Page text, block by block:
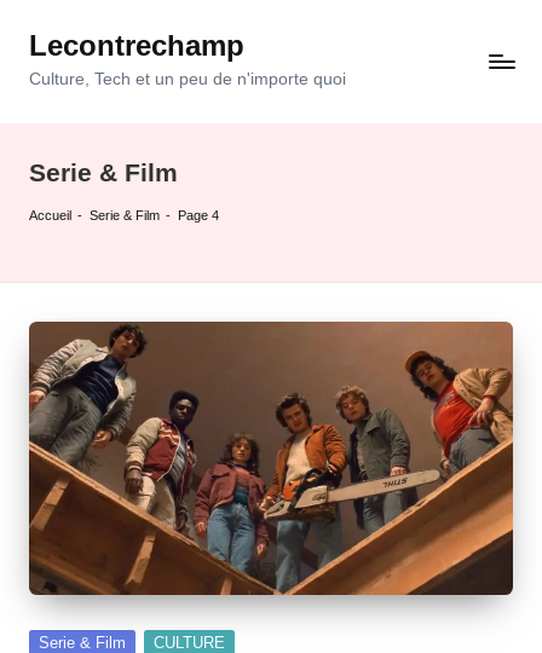
SkipLecontrechamp
Culture, Tech et un peu de n'importe quoi
Serie & Film
Accueil - Serie & Film - Page 4
Posted
Serie & Film CULTURE